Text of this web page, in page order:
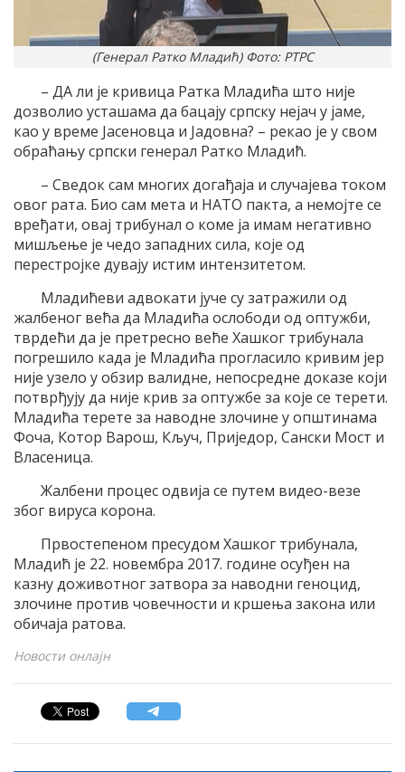
(Генерал Ратко Младић) Фото: РТРС
– ДА ли је кривица Ратка Младића што није
дозволио усташама да бацају српску нејач у јаме,
као у време Јасеновца и Јадовна? – рекао је у свом
обраћању српски генерал Ратко Младић.
– Сведок сам многих догађаја и случајева током
овог рата. Био сам мета и НАТО пакта, а немојте се
вређати, овај трибунал о коме ја имам негативно
мишљење је чедо западних сила, које од
перестројке дувају истим интензитетом.
Младићеви адвокати јуче су затражили од
жалбеног већа да Младића ослободи од оптужби,
тврдећи да је претресно веће Хашког трибунала
погрешило када је Младића прогласило кривим јер
није узело у обзир валидне, непосредне доказе који
потврђују да није крив за оптужбе за које се терети.
Младића терете за наводне злочине у општинама
Фоча, Котор Варош, Кључ, Приједор, Сански Мост и
Власеница.
Жалбени процес одвија се путем видео-везе
због вируса корона.
Првостепеном пресудом Хашког трибунала,
Младић је 22. новембра 2017. године осуђен на
казну доживотног затвора за наводни геноцид,
злочине против човечности и кршења закона или
обичаја ратова.
Новости онлајн